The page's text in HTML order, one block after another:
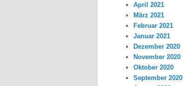
April 2021
März 2021
Februar 2021
Januar 2021
Dezember 2020
November 2020
Oktober 2020
September 2020